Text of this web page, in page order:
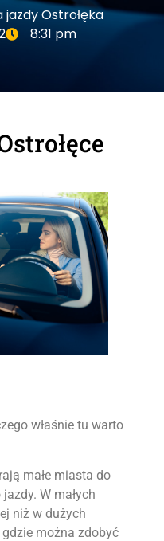
jazdy Ostrołęka
8:31 pm
właśnie tu warto
małe miasta do
W małych
niż w dużych
można zdobyć